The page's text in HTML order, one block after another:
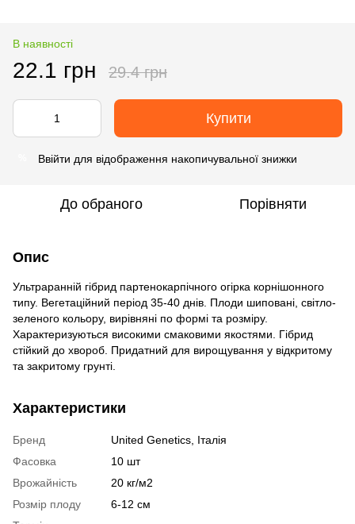
В наявності
22.1 грн 29.4 грн
Купити
Ввійти для відображення накопичувальної знижки
До обраного Порівняти
Опис
Ультраранній гібрид партенокарпічного огірка корнішонного
типу. Вегетаційний період 35-40 днів. Плоди шиповані, світло-
зеленого кольору, вирівняні по формі та розміру.
Характеризуються високими смаковими якостями. Гібрид
стійкий до хвороб. Придатний для вирощування у відкритому
та закритому грунті.
Характеристики
Бренд
United Genetics, Італія
Фасовка
10 шт
Врожайність
20 кг/м2
Розмір плоду
6-12 см